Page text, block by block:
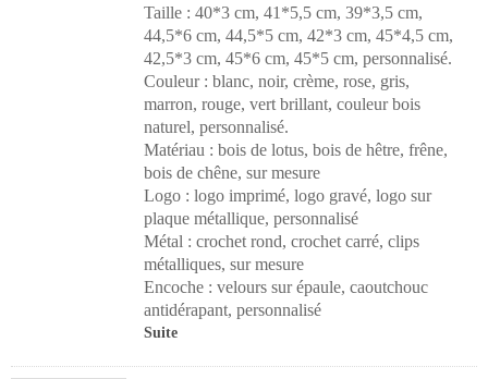
Taille : 40*3 cm, 41*5,5 cm, 39*3,5 cm,
44,5*6 cm, 44,5*5 cm, 42*3 cm, 45*4,5 cm,
42,5*3 cm, 45*6 cm, 45*5 cm, personnalisé.
Couleur : blanc, noir, crème, rose, gris,
marron, rouge, vert brillant, couleur bois
naturel, personnalisé.
Matériau : bois de lotus, bois de hêtre, frêne,
bois de chêne, sur mesure
Logo : logo imprimé, logo gravé, logo sur
plaque métallique, personnalisé
Métal : crochet rond, crochet carré, clips
métalliques, sur mesure
Encoche : velours sur épaule, caoutchouc
antidérapant, personnalisé
Suite